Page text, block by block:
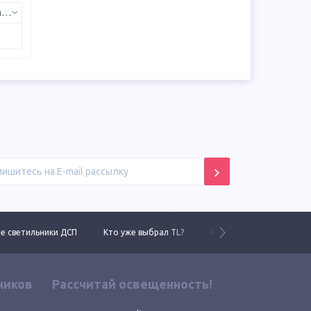
850 AS – CRI 80, 5000K, ассиметрик
светильники ДСП Кто уже выбрал TL? Новинки 2025 года
Рассчитай освещенность!